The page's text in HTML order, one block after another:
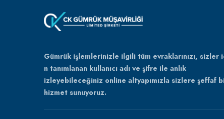
Gümrük işlemlerinizle ilgili tüm evraklarınızı, sizler
n tanımlanan kullanıcı adı ve şifre ile anlık
izleyebileceğiniz online altyapımızla sizlere şeffaf
hizmet sunuyoruz.